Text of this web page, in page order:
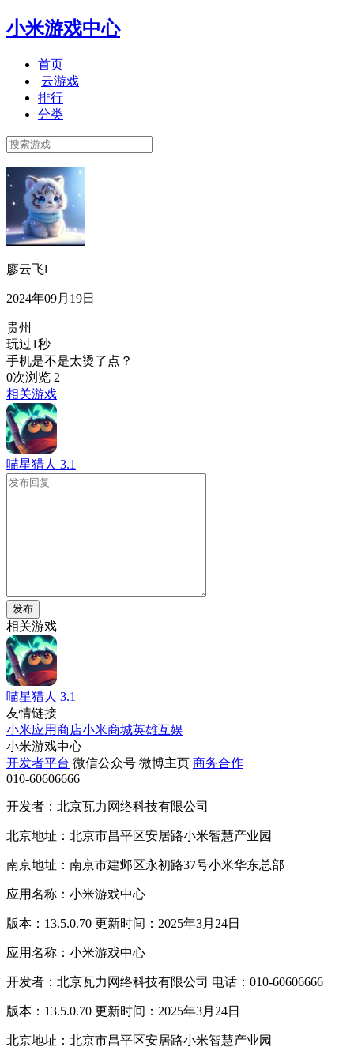
小米游戏中心
首页
云游戏
排行
分类
廖云飞l
2024年09月19日
贵州
玩过1秒
手机是不是太烫了点？
0次浏览 2
相关游戏
喵星猎人 3.1
发布
相关游戏
喵星猎人 3.1
友情链接
小米应用商店小米商城英雄互娱
小米游戏中心
开发者平台 微信公众号 微博主页 商务合作
010-60606666
开发者：北京瓦力网络科技有限公司
北京地址：北京市昌平区安居路小米智慧产业园
南京地址：南京市建邺区永初路37号小米华东总部
应用名称：小米游戏中心
版本：13.5.0.70 更新时间：2025年3月24日
应用名称：小米游戏中心
开发者：北京瓦力网络科技有限公司 电话：010-60606666
版本：13.5.0.70 更新时间：2025年3月24日
北京地址：北京市昌平区安居路小米智慧产业园